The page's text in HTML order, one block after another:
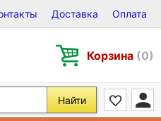
на Виниле, CD и DVD
Доставка Оплата
Корзина (0)
Найти